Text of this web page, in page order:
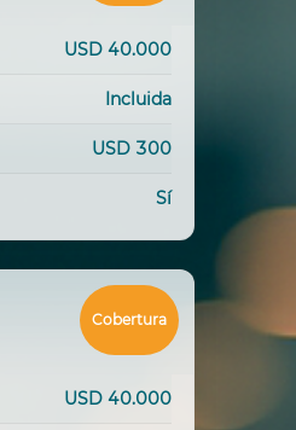
USD 40.000
Incluida
USD 300
Sí
Cobertura
USD 40.000